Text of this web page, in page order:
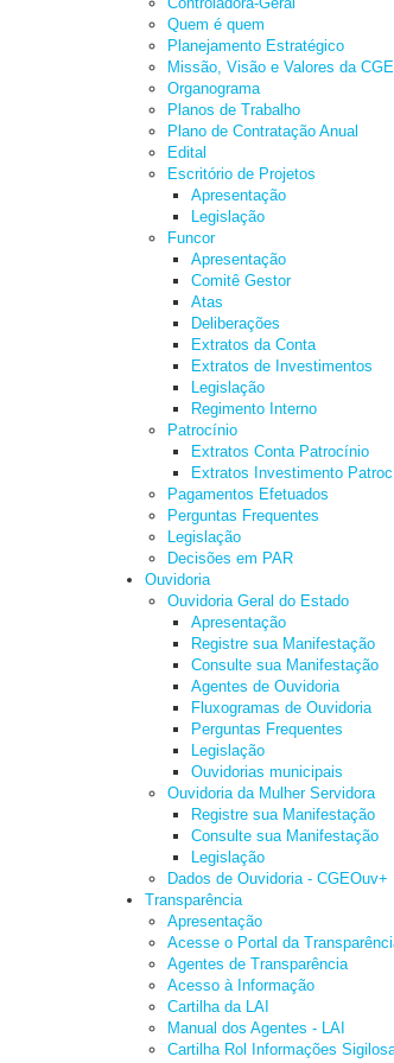
Quem é quem
Planejamento Estratégico
Missão, Visão e Valores da CGE
Organograma
Planos de Trabalho
Plano de Contratação Anual
Edital
Escritório de Projetos
Apresentação
Legislação
Funcor
Apresentação
Comitê Gestor
Atas
Deliberações
Extratos da Conta
Extratos de Investimentos
Legislação
Regimento Interno
Patrocínio
Extratos Conta Patrocínio
Extratos Investimento
Pagamentos Efetuados
Perguntas Frequentes
Legislação
Decisões em PAR
Ouvidoria
Ouvidoria Geral do Estado
Apresentação
Registre sua Manifestação
Consulte sua Manifestação
Agentes de Ouvidoria
Fluxogramas de Ouvidoria
Perguntas Frequentes
Legislação
Ouvidorias municipais
Ouvidoria da Mulher Servidora
Registre sua Manifestação
Consulte sua Manifestação
Legislação
Dados de Ouvidoria - CGEOuv+
Transparência
Apresentação
Acesse o Portal da
Agentes de Transparência
Acesso à Informação
Cartilha da LAI
Manual dos Agentes - LAI
Cartilha Rol Informações